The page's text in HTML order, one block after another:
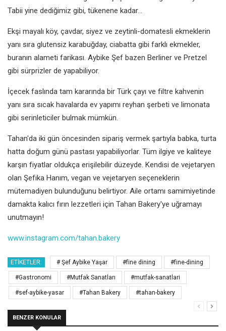
Tabii yine dediğimiz gibi, tükenene kadar...
Ekşi mayalı köy, çavdar, siyez ve zeytinli-domatesli ekmeklerin
yanı sıra glutensiz karabuğday, ciabatta gibi farklı ekmekler,
buranın alameti farikası. Aybike Şef bazen Berliner ve Pretzel
gibi sürprizler de yapabiliyor.
İçecek faslında tam kararında bir Türk çayı ve filtre kahvenin
yanı sıra sıcak havalarda ev yapımı reyhan şerbeti ve limonata
gibi serinleticiler bulmak mümkün.
Tahan'da iki gün öncesinden sipariş vermek şartıyla babka, turta
hatta doğum günü pastası yapabiliyorlar. Tüm ilgiye ve kaliteye
karşın fiyatlar oldukça erişilebilir düzeyde. Kendisi de vejetaryen
olan Şefika Hanım, vegan ve vejetaryen seçeneklerin
mütemadiyen bulunduğunu belirtiyor. Aile ortamı samimiyetinde
damakta kalıcı fırın lezzetleri için Tahan Bakery'ye uğramayı
unutmayın!
www.instagram.com/tahan.bakery
ETIKETLER: # Şef Aybike Yaşar #fine dining #fine-dining
#Gastronomi #Mutfak Sanatları #mutfak-sanatlari
#sef-aybike-yasar #Tahan Bakery #tahan-bakery
BENZER KONULAR